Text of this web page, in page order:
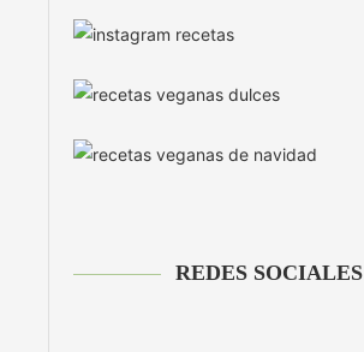
REDES SOCIALES